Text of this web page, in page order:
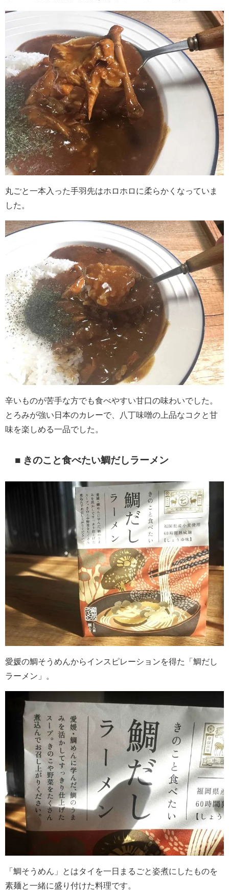
丸ごと一本入った手羽先はホロホロに柔らかくなっていま
した。
辛いものが苦手な方でも食べやすい甘口の味わいでした。
とろみが強い日本のカレーで、
八丁味噌の上品なコクと甘
味を楽しめる一品でした。
■ きのこと食べたい鯛だしラーメン
愛媛の鯛そうめんからインスピレーションを得た「鯛だし
ラーメン」。
「鯛そうめん」とはタイを一日まるごと姿煮にしたものを
素麺と一緒に盛り付けた料理です。